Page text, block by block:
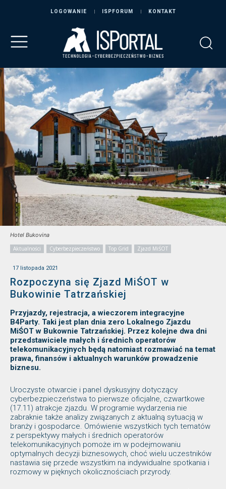
LOGOWANIE ISPFORUM KONTAKT
Hotel Bukovina
Aktualności
Cyberbezpieczeństwo Top Grid Zjazd MiŚOT
17 listopada 2021
Rozpoczyna się Zjazd MiŚOT w
Bukowinie Tatrzańskiej
Przyjazdy, rejestracja, a wieczorem integracyjne
B4Party. Taki jest plan dnia zero Lokalnego Zjazdu
MiŚOT w Bukownie Tatrzańskiej. Przez kolejne dwa dni
przedstawiciele małych i średnich operatorów
telekomunikacyjnych będą natomiast rozmawiać na temat
prawa, finansów i aktualnych warunków prowadzenie
biznesu.
Uroczyste otwarcie i panel dyskusyjny dotyczący
cyberbezpieczeństwa to pierwsze oficjalne, czwartkowe
(17.11) atrakcje zjazdu. W programie wydarzenia nie
zabraknie także analizy związanych z aktualną sytuacją w
branży i gospodarce. Omówienie wszystkich tych tematów
z perspektywy małych i średnich operatorów
telekomunikacyjnych pomoże im w podejmowaniu
optymalnych decyzji biznesowych, choć wielu uczestników
nastawia się przede wszystkim na indywidualne spotkania i
rozmowy w pięknych okolicznościach przyrody.